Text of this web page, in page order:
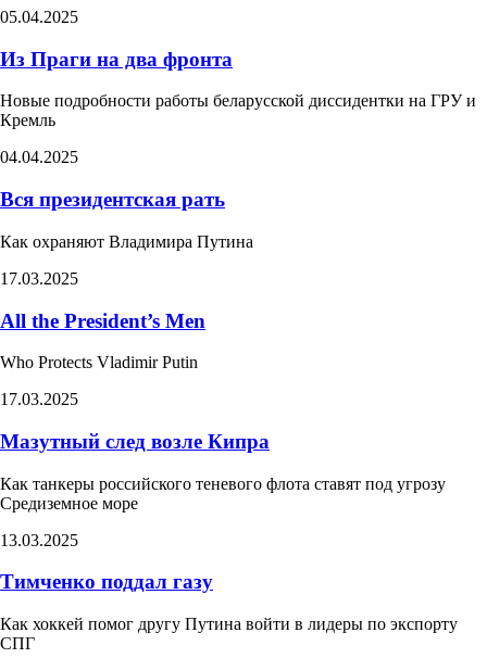
05.04.2025
Из Праги на два фронта​
Новые подробности работы беларусской диссидентки на ГРУ и
Кремль​
04.04.2025
Вся президентская рать
Как охраняют Владимира Путина
17.03.2025
All the President’s Men
Who Protects Vladimir Putin​
17.03.2025
Мазутный след возле Кипра
Как танкеры российского теневого флота ставят под угрозу
Средиземное море
13.03.2025
Тимченко поддал газу
Как хоккей помог другу Путина войти в лидеры по экспорту
СПГ